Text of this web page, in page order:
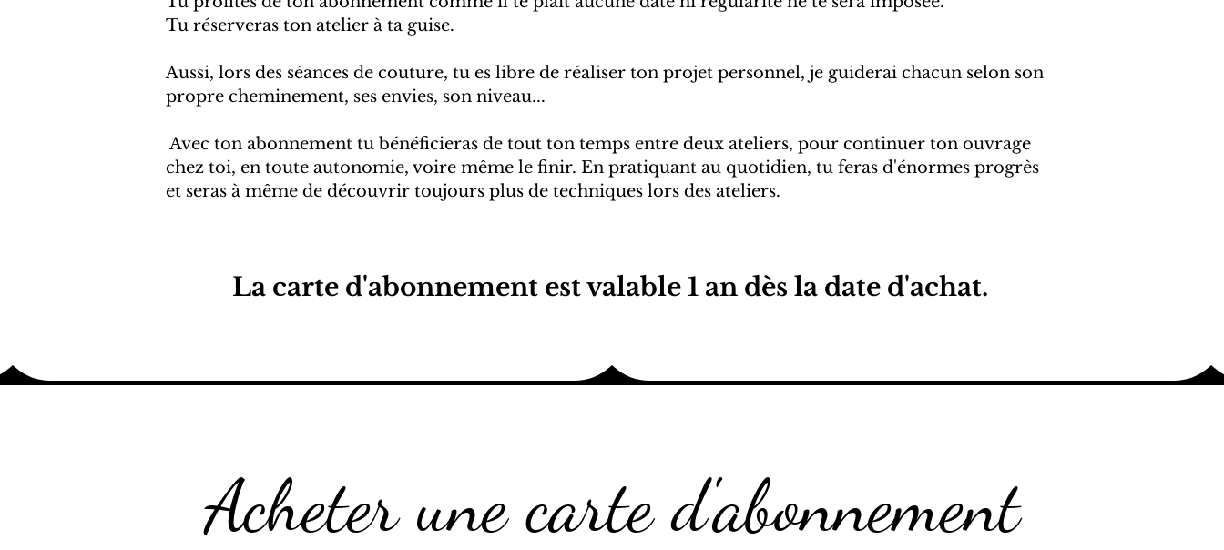
Tu réserveras ton atelier à ta guise.
Aussi, lors des séances de couture, tu es libre de réaliser ton projet personnel, je guiderai chacun selon son
propre cheminement, ses envies, son niveau...
Avec ton abonnement tu bénéficieras de tout ton temps entre deux ateliers, pour continuer ton ouvrage
chez toi, en toute autonomie, voire même le finir. En pratiquant au quotidien, tu feras d'énormes progrès
et seras à même de découvrir toujours plus de techniques lors des ateliers.
La carte d'abonnement est valable 1 an dès la date d'achat.
Acheter une carte d'abonnement